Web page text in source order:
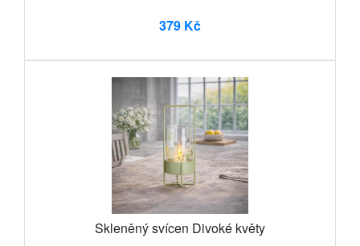
379 Kč
Skleněný svícen Divoké květy